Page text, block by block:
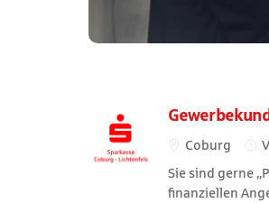
Coburg
Sie sind gerne
finanziellen